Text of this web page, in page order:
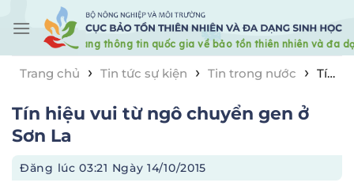
content
Trang chủ
› Tin tức sự kiện › Tin trong nước › Tín
Tín hiệu vui từ ngô chuyển gen ở
Sơn La
Đăng lúc03:21 Ngày 14/10/2015